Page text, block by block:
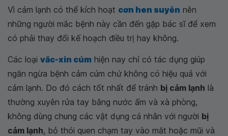
Vì cảm lạnh có thể kích hoạt cơn hen suyễn nên
những người mắc bệnh này cần đến gặp bác sĩ để xem
có phải thay đổi kế hoạch điều trị hay không.
Các loại vắc-xin cúm hiện nay chỉ có tác dụng giúp
ngăn ngừa bệnh cảm cúm chứ không có hiệu quả với
cảm lạnh. Do đó cách tốt nhất để tránh bị cảm lạnh là
thường xuyên rửa tay bằng nước ấm và xà phòng,
không dùng chung các vật dụng cá nhân với người bị
cảm lạnh, bỏ thói quen chạm tay vào mắt hoặc mũi và